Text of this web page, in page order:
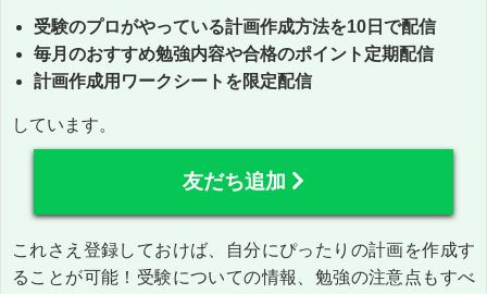
受験のプロがやっている計画作成方法を10日で配信
毎月のおすすめ勉強内容や合格のポイント定期配信
計画作成用ワークシートを限定配信
しています。
友だち追加
これさえ登録しておけば、自分にぴったりの計画を作成す
ることが可能！受験についての情報、勉強の注意点もすべ